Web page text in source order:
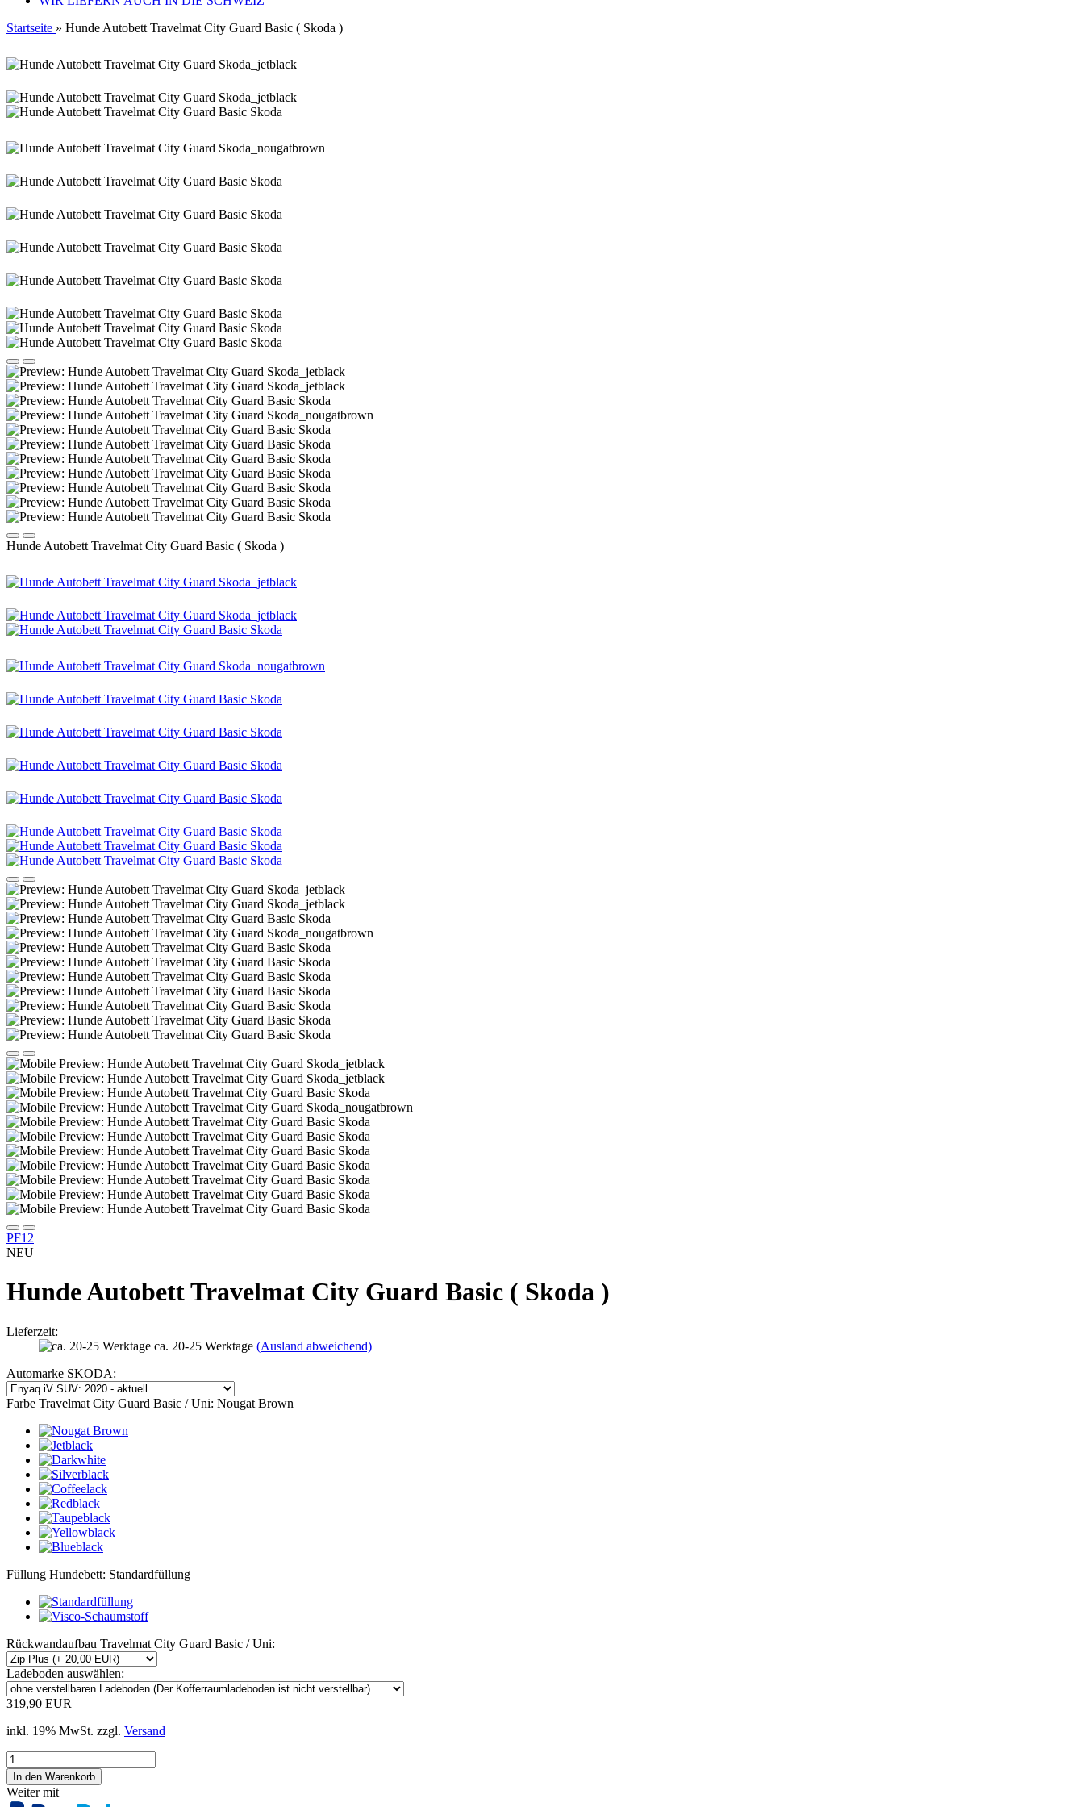
Startseite » Hunde Autobett Travelmat City Guard Basic ( Skoda )
Hunde Autobett Travelmat City Guard Basic ( Skoda )
PF12
NEU
Hunde Autobett Travelmat City Guard Basic ( Skoda )
Lieferzeit:
ca. 20-25 Werktage (Ausland abweichend)
Automarke SKODA:
Farbe Travelmat City Guard Basic / Uni: Nougat Brown
Füllung Hundebett: Standardfüllung
Rückwandaufbau Travelmat City Guard Basic / Uni:
Ladeboden auswählen:
319,90 EUR
inkl. 19% MwSt. zzgl. Versand
Weiter mit